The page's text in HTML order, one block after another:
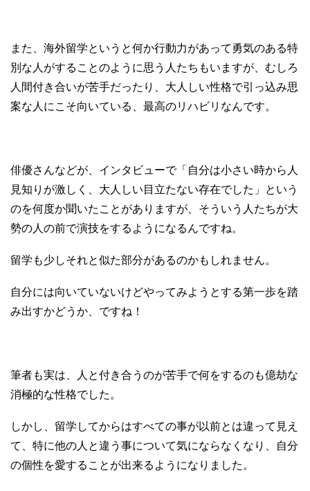
また、海外留学というと何か行動力があって勇気のある特
別な人がすることのように思う人たちもいますが、むしろ
人間付き合いが苦手だったり、大人しい性格で引っ込み思
案な人にこそ向いている、最高のリハビリなんです。
俳優さんなどが、インタビューで「自分は小さい時から人
見知りが激しく、大人しい目立たない存在でした」という
のを何度か聞いたことがありますが、そういう人たちが大
勢の人の前で演技をするようになるんですね。
留学も少しそれと似た部分があるのかもしれません。
自分には向いていないけどやってみようとする第一歩を踏
み出すかどうか、ですね！
筆者も実は、人と付き合うのが苦手で何をするのも億劫な
消極的な性格でした。
しかし、留学してからはすべての事が以前とは違って見え
て、特に他の人と違う事について気にならなくなり、自分
の個性を愛することが出来るようになりました。